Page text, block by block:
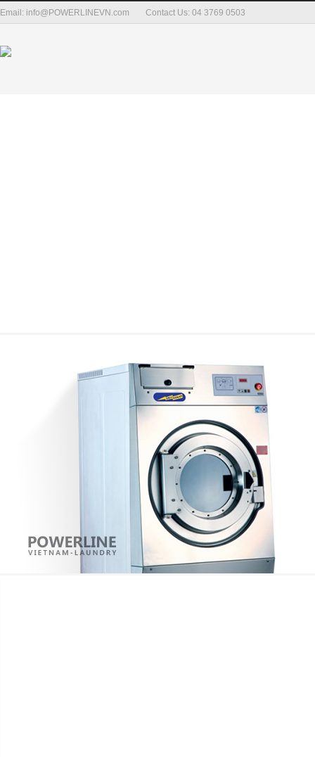
Email: info@POWERLINEVN.com Contact Us: 04 3769 0503